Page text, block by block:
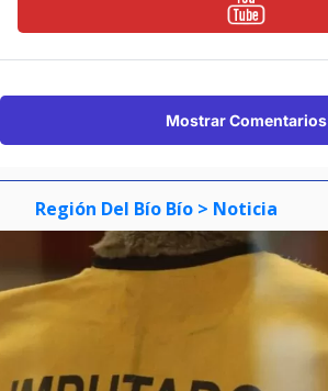
Mostrar Comentarios
Región Del Bío Bío > Noticia